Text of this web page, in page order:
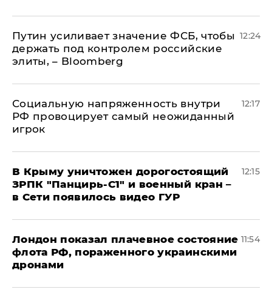
Путин усиливает значение ФСБ, чтобы
держать под контролем российские
элиты, – Bloomberg
12:24
Социальную напряженность внутри
РФ провоцирует самый неожиданный
игрок
12:17
В Крыму уничтожен дорогостоящий
ЗРПК "Панцирь-С1" и военный кран –
в Сети появилось видео ГУР
12:15
Лондон показал плачевное состояние
флота РФ, пораженного украинскими
дронами
11:54